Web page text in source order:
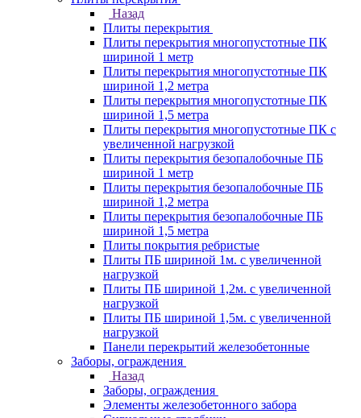
Назад
Плиты перекрытия
Плиты перекрытия многопустотные ПК
шириной 1 метр
Плиты перекрытия многопустотные ПК
шириной 1,2 метра
Плиты перекрытия многопустотные ПК
шириной 1,5 метра
Плиты перекрытия многопустотные ПК с
увеличенной нагрузкой
Плиты перекрытия безопалобочные ПБ
шириной 1 метр
Плиты перекрытия безопалобочные ПБ
шириной 1,2 метра
Плиты перекрытия безопалобочные ПБ
шириной 1,5 метра
Плиты покрытия ребристые
Плиты ПБ шириной 1м. с увеличенной
нагрузкой
Плиты ПБ шириной 1,2м. с увеличенной
нагрузкой
Плиты ПБ шириной 1,5м. с увеличенной
нагрузкой
Панели перекрытий железобетонные
Заборы, ограждения
Назад
Заборы, ограждения
Элементы железобетонного забора